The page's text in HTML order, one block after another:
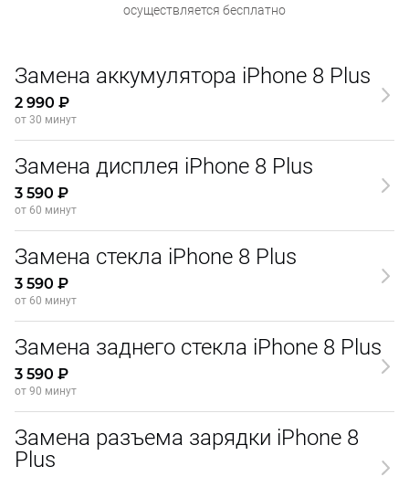
осуществляется бесплатно
Замена аккумулятора iPhone 8 Plus
2 990 ₽
от 30 минут
Замена дисплея iPhone 8 Plus
3 590 ₽
от 60 минут
Замена стекла iPhone 8 Plus
3 590 ₽
от 60 минут
Замена заднего стекла iPhone 8 Plus
3 590 ₽
от 90 минут
Замена разъема зарядки iPhone 8
Plus